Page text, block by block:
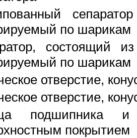
по шарикам
состоящий
по шарикам
отверстие,
отверстие,
подшипника
покрытием